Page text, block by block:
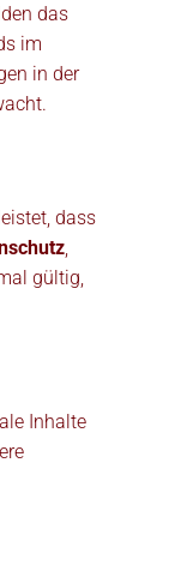
das
im
in der
dass
,
gültig,
Inhalte